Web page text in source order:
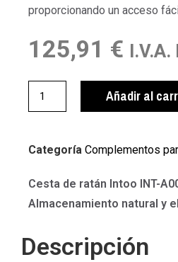
proporcionando un acceso
125,91 €
Añadir al
Categoría Complementos
Cesta de ratán Intoo INT-
Almacenamiento natural y
Descripción